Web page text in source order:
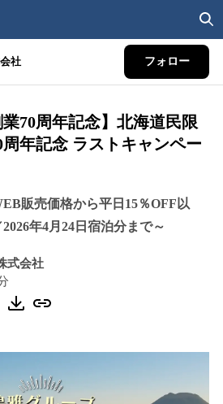
社 フォロー
業70周年記念】北海道民限
年記念 ラストキャンペー
販売価格から平日15％OFF以
年4月24日宿泊分まで～
式会社